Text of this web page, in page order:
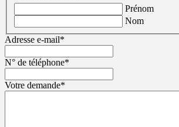
Prénom
Nom
Adresse e-mail*
N° de téléphone*
Votre demande*